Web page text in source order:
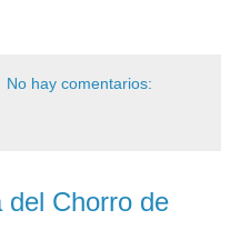
No hay comentarios:
del Chorro de